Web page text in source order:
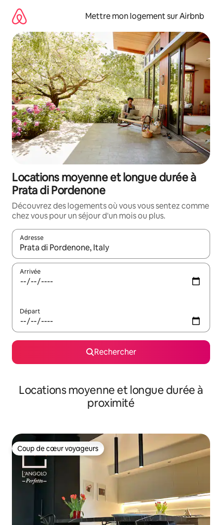
directement
contenu
Mettre mon logement sur Airbnb
Locations moyenne et longue durée à
Prata di Pordenone
Découvrez des logements où vous vous sentez comme
chez vous pour un séjour d'un mois ou plus.
Adresse
Lorsque les résultats s'affichent, utilisez les flèches vers le
Arrivée
Départ
Rechercher
Locations moyenne et longue durée à
proximité
Coup de cœur voyageurs
Coup de cœur voyageurs